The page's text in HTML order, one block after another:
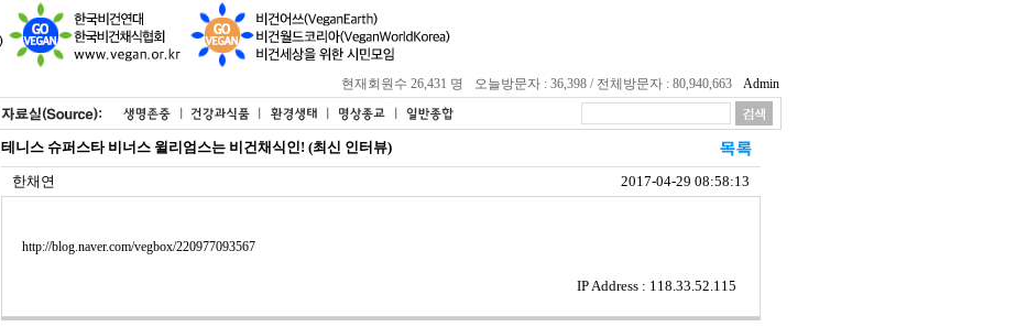
현재회원수 26,431 명 오늘방문자 : 36,398 / 전체방문자 : 80,940,663 Admin
테니스 슈퍼스타 비너스 윌리엄스는 비건채식인! (최신 인터뷰)
한채연 2017-04-29 08:58:13
http://blog.naver.com/vegbox/220977093567
IP Address : 118.33.52.115